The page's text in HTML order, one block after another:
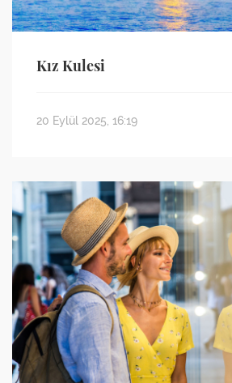
Kız Kulesi
20 Eylül 2025, 16:19